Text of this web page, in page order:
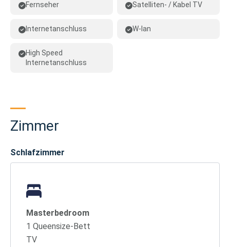
Fernseher Satelliten- / Kabel TV
Internetanschluss W-lan
High Speed
Internetanschluss
Zimmer
Schlafzimmer
Masterbedroom
1 Queensize-Bett
TV